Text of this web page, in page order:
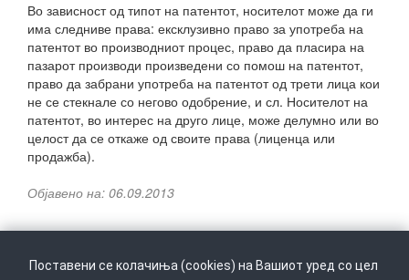
Во зависност од типот на патентот, носителот може да ги
има следниве права: ексклузивно право за употреба на
патентот во производниот процес, право да пласира на
пазарот производи произведени со помош на патентот,
право да забрани употреба на патентот од трети лица кои
не се стекнале со негово одобрение, и сл. Носителот на
патентот, во интерес на друго лице, може делумно или во
целост да се откаже од своите права (лиценца или
продажба).
Објавено на: 06.09.2013
Поставени се колачиња (cookies) на Вашиот уред со цел